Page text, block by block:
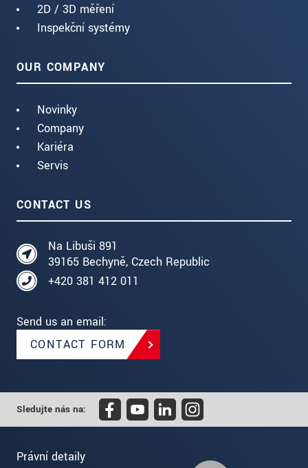
2D / 3D měření
Inspekční systémy
OUR COMPANY
Novinky
Company
Kariéra
Servis
CONTACT US
Na Libuši 891
39165 Bechyně, Czech Republic
+420 381 412 011
Send us an email:
CONTACT FORM
Sledujte nás na:
Právní detaily